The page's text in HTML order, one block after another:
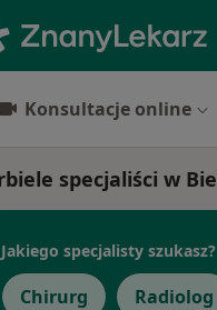
Konsultacje online
specjaliści w
Jakiego specjalisty szukasz?
Chirurg Radiolog